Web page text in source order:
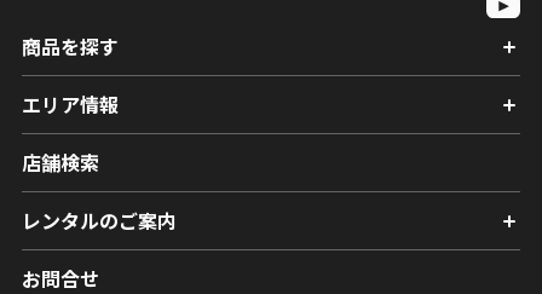
商品を探す
エリア情報
店舗検索
レンタルのご案内
お問合せ